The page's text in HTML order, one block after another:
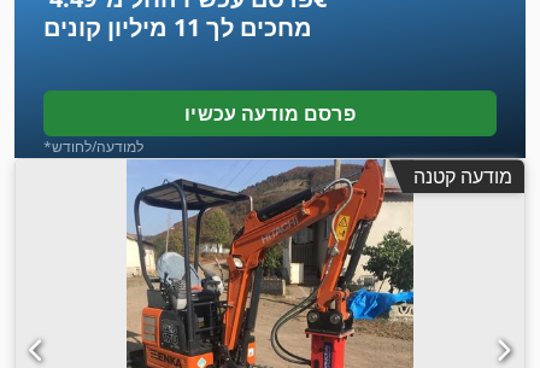
מחכים לך 11 מיליון קונים
פרסם מודעה עכשיו
*למודעה/לחודש
מודעה קטנה